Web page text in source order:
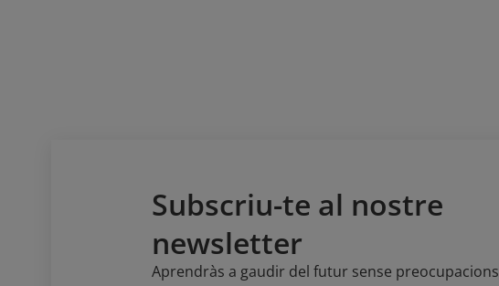
Subscriu-te al nostre
newsletter
Aprendràs a gaudir del futur sense preocupacions